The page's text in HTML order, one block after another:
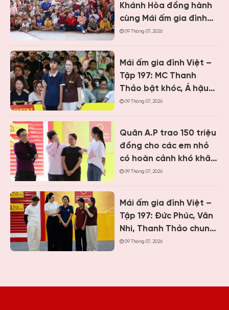
Khánh Hòa đồng hành
cùng Mái ấm gia đình
Việt, trao hơn 9 tỷ
09 Tháng 07, 2026
Mái ấm gia đình Việt –
Tập 197: MC Thanh
Thảo bật khóc, Á hậu
Vân Nhi và ca sĩ Nguyễn
chăm mẹ bệnh tâm
thần
09 Tháng 07, 2026
Quân A.P trao 150 triệu
đồng cho các em nhỏ
có hoàn cảnh khó khăn
khi ghi hình “Mái ấm gia
09 Tháng 07, 2026
Mái ấm gia đình Việt –
Tập 197: Đức Phúc, Vân
Nhi, Thanh Thảo chung
tay giúp hai cô bé có
09 Tháng 07, 2026